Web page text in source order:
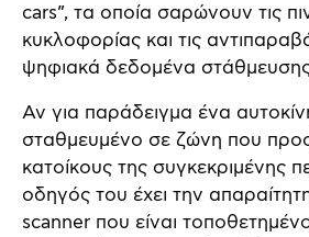
cars”, τα οποία σαρώνουν τις
κυκλοφορίας και τις
ψηφιακά δεδομένα
Αν για παράδειγμα ένα
σταθμευμένο σε ζώνη που
κατοίκους της συγκεκριμένης
οδηγός του έχει την
scanner που είναι